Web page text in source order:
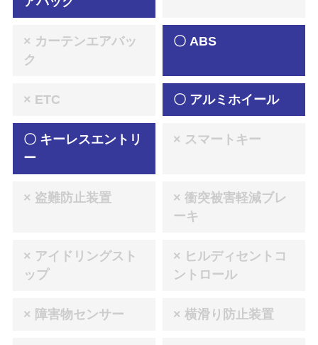
× カーテンエアバッ
ク
〇 ABS
× ETC 〇 アルミホイール
〇 キーレスエントリ
ー
× スマートキー
× 盗難防止装置
× 衝突被害軽減ブレ
ーキ
× アイドリングスト
ップ
× ヒルディセントコ
ントロール
× 障害物センサー × 横滑り防止装置